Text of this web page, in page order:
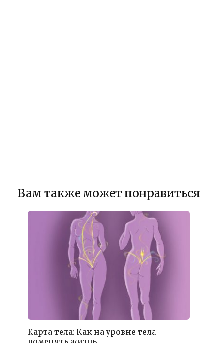
Вам также может понравиться
Карта тела: Как на уровне тела
поменять жизнь